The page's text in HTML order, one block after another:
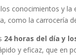
conocimientos y la
como la carrocería
24 horas del día y
y eficaz, que en